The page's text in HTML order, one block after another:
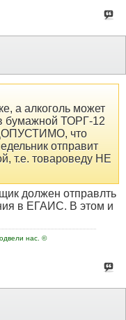
а алкоголь может
бумажной ТОРГ-12
что
отправит
т.е. товароведу НЕ
должен отправлть
в ЕГАИС. В этом и
нас. ©